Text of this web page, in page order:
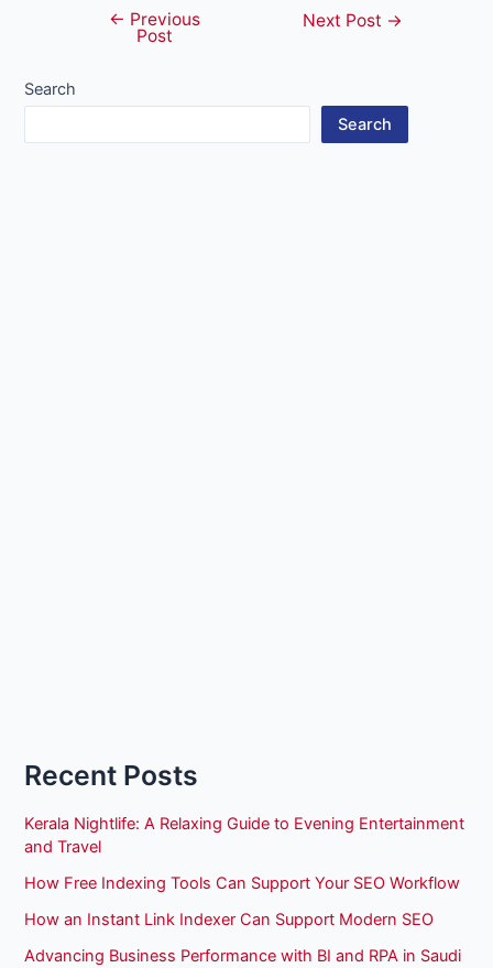
navigation
← Previous
Post
Next Post →
Search
Search
Recent Posts
Kerala Nightlife: A Relaxing Guide to Evening Entertainment
and Travel
How Free Indexing Tools Can Support Your SEO Workflow
How an Instant Link Indexer Can Support Modern SEO
Advancing Business Performance with BI and RPA in Saudi